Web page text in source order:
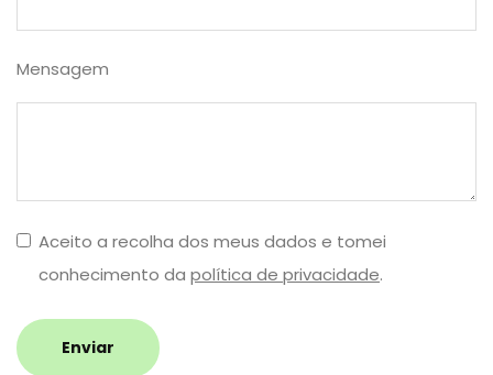
Mensagem
Aceito a recolha dos meus dados e tomei
conhecimento da política de privacidade.
Enviar